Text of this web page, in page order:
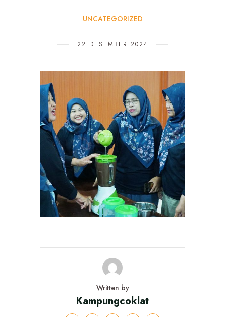
UNCATEGORIZED
22 DESEMBER 2024
Written by
Kampungcoklat